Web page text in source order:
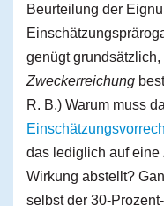
Beurteilung der
genügt
Zweckerreichung
R. B.) Warum muss
das lediglich auf eine
Wirkung abstellt?
selbst der 30-